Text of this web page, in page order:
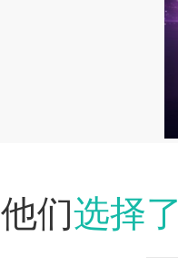
他们选择了